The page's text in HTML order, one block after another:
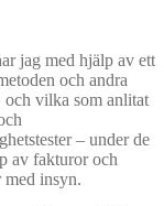
jag med hjälp av ett
och andra
och vilka som anlitat
– under de
av fakturor och
med insyn.